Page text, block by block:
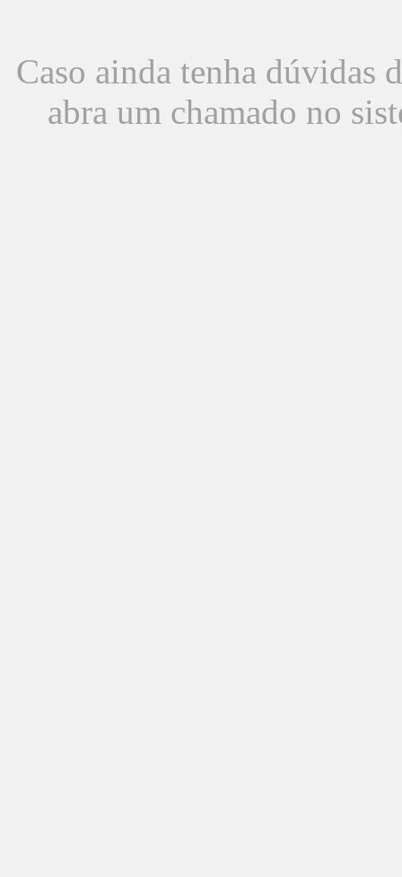
Caso ainda tenha dúvidas
abra um chamado no